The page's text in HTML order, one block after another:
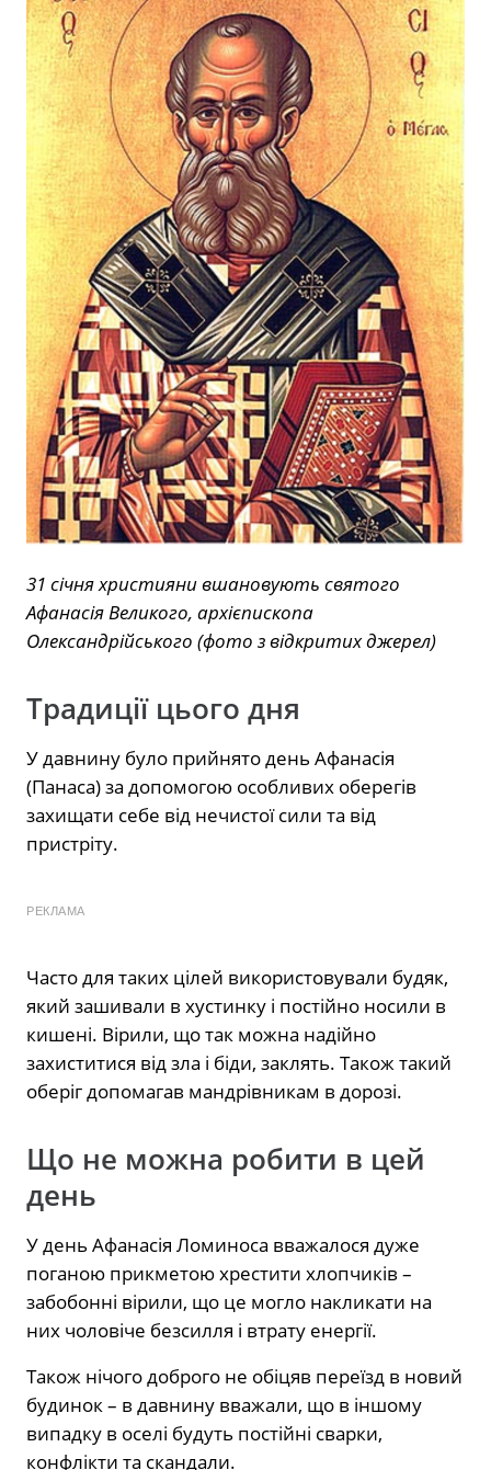
31 січня християни вшановують святого
Афанасія Великого, архієпископа
Олександрійського (фото з відкритих джерел)
Традиції цього дня
У давнину було прийнято день Афанасія
(Панаса) за допомогою особливих оберегів
захищати себе від нечистої сили та від
пристріту.
РЕКЛАМА
Часто для таких цілей використовували будяк,
який зашивали в хустинку і постійно носили в
кишені. Вірили, що так можна надійно
захиститися від зла і біди, заклять. Також такий
оберіг допомагав мандрівникам в дорозі.
Що не можна робити в цей
день
У день Афанасія Ломиноса вважалося дуже
поганою прикметою хрестити хлопчиків –
забобонні вірили, що це могло накликати на
них чоловіче безсилля і втрату енергії.
Також нічого доброго не обіцяв переїзд в новий
будинок – в давнину вважали, що в іншому
випадку в оселі будуть постійні сварки,
конфлікти та скандали.